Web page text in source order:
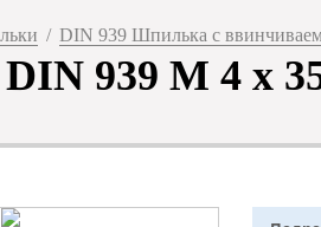
/ DIN 939 Шпилька с
939 M 4 х